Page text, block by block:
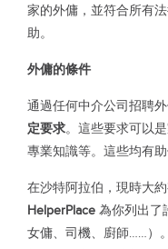
家的外傭，並符合所有法
助。
外傭的條件
通過任何中介公司招聘
定要求。這些要求可以
專業知識等。這些均有助
在沙特阿拉伯，現時大
HelperPlace 為你列出了
女傭、司機、廚師……）